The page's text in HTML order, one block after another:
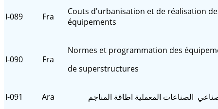
I-089 Fra
Couts d'urbanisation et de réalisation
équipements
I-090 Fra
Normes et programmation des
de superstructures
I-091 Ara الصناعات المعملية اطاقة المناجم